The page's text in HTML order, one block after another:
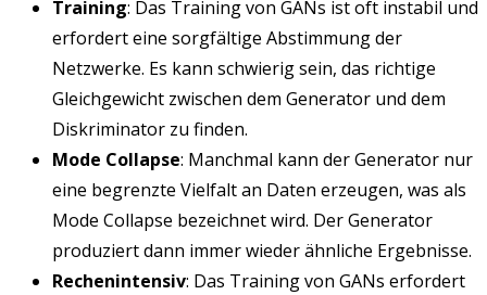
Training: Das Training von GANs ist oft instabil und
erfordert eine sorgfältige Abstimmung der
Netzwerke. Es kann schwierig sein, das richtige
Gleichgewicht zwischen dem Generator und dem
Diskriminator zu finden.
Mode Collapse: Manchmal kann der Generator nur
eine begrenzte Vielfalt an Daten erzeugen, was als
Mode Collapse bezeichnet wird. Der Generator
produziert dann immer wieder ähnliche Ergebnisse.
Rechenintensiv: Das Training von GANs erfordert